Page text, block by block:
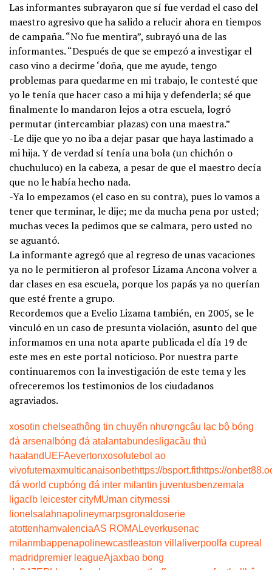
Las informantes subrayaron que sí fue verdad el caso del
maestro agresivo que ha salido a relucir ahora en tiempos
de campaña. “No fue mentira”, subrayó una de las
informantes. “Después de que se empezó a investigar el
caso vino a decirme ‘doña, que me ayude, tengo
problemas para quedarme en mi trabajo, le contesté que
yo le tenía que hacer caso a mi hija y defenderla; sé que
finalmente lo mandaron lejos a otra escuela, logró
permutar (intercambiar plazas) con una maestra.”
-Le dije que yo no iba a dejar pasar que haya lastimado a
mi hija. Y de verdad sí tenía una bola (un chichón o
chuchuluco) en la cabeza, a pesar de que el maestro decía
que no le había hecho nada.
-Ya lo empezamos (el caso en su contra), pues lo vamos a
tener que terminar, le dije; me da mucha pena por usted;
muchas veces la pedimos que se calmara, pero usted no
se aguantó.
La informante agregó que al regreso de unas vacaciones
ya no le permitieron al profesor Lizama Ancona volver a
dar clases en esa escuela, porque los papás ya no querían
que esté frente a grupo.
Recordemos que a Evelio Lizama también, en 2005, se le
vinculó en un caso de presunta violación, asunto del que
informamos en una nota aparte publicada el día 19 de
este mes en este portal noticioso. Por nuestra parte
continuaremos con la investigación de este tema y les
ofreceremos los testimonios de los ciudadanos
agraviados.
xosotin chelseathông tin chuyển nhượngcâu lạc bộ bóng
đá arsenal bóng đá atalantabundesligacầu thủ
haalandUEFAevertonxosofutebol ao
vivofutemaxmulticanaisonbethttps://bsport.fithttps://
đá world cupbóng đá inter milantin juventusbenzema la
ligaclb leicester cityMUman citymessi
lionel salahnapolineymarpsgronaldoserie
atottenhamvalenciaAS ROMA Leverkusenac
milanmbappenapolinewcastleaston villa liverpool fa cupreal
madridpremier leagueAjaxbao bong